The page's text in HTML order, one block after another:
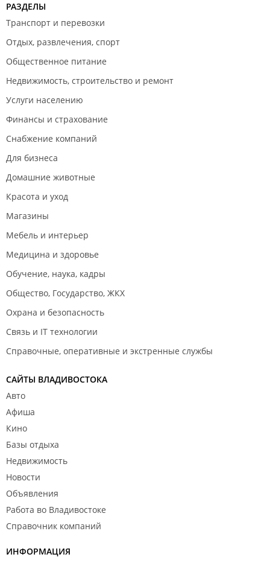
РАЗДЕЛЫ
Транспорт и перевозки
Отдых, развлечения, спорт
Общественное питание
Недвижимость, строительство и ремонт
Услуги населению
Финансы и страхование
Снабжение компаний
Для бизнеса
Домашние животные
Красота и уход
Магазины
Мебель и интерьер
Медицина и здоровье
Обучение, наука, кадры
Общество, Государство, ЖКХ
Охрана и безопасность
Связь и IT технологии
Справочные, оперативные и экстренные службы
САЙТЫ ВЛАДИВОСТОКА
Авто
Афиша
Кино
Базы отдыха
Недвижимость
Новости
Объявления
Работа во Владивостоке
Справочник компаний
ИНФОРМАЦИЯ